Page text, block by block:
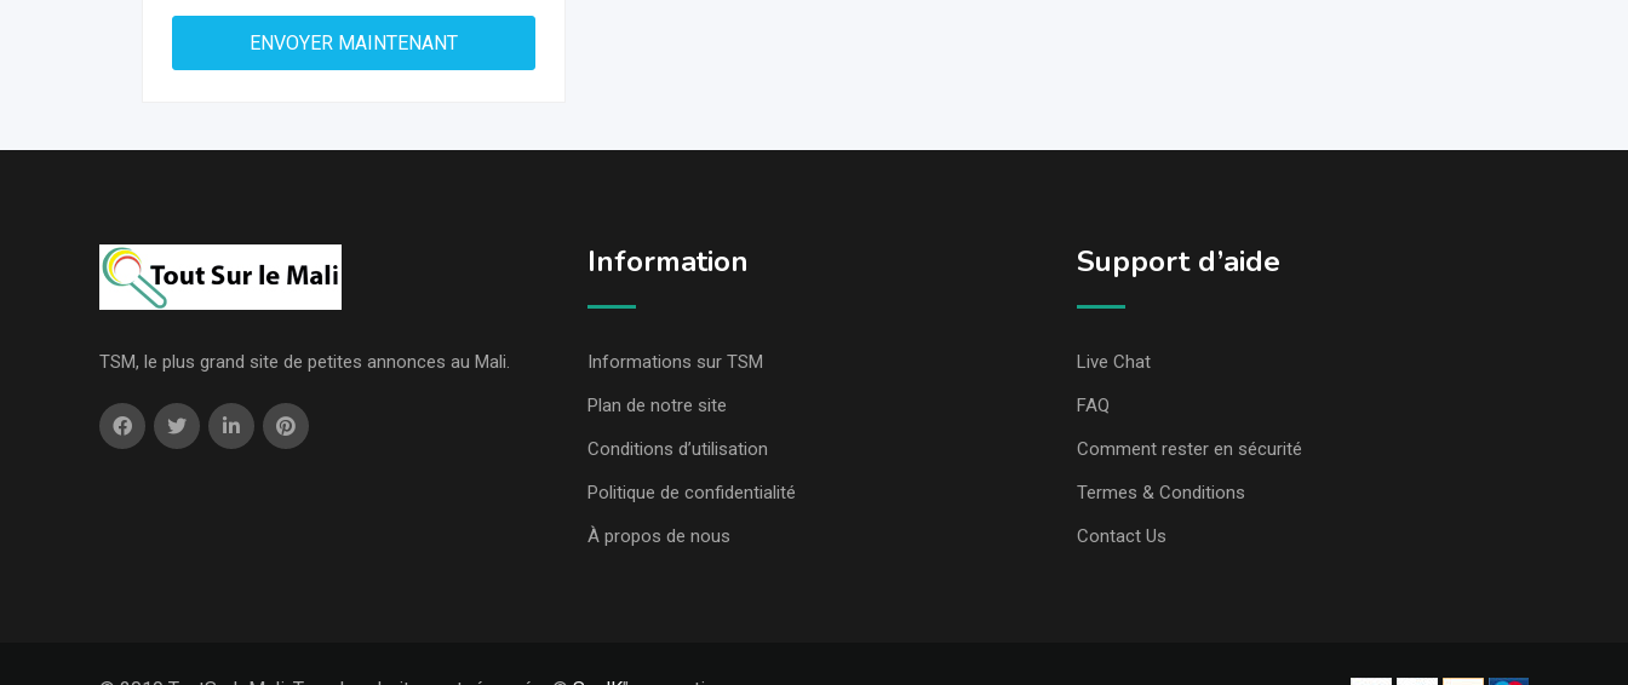
TSM, le plus grand site de petites annonces au Mali.
Information
Informations sur TSM
Plan de notre site
Conditions d’utilisation
Politique de confidentialité
À propos de nous
Support d’aide
Live Chat
FAQ
Comment rester en sécurité
Termes & Conditions
Contact Us